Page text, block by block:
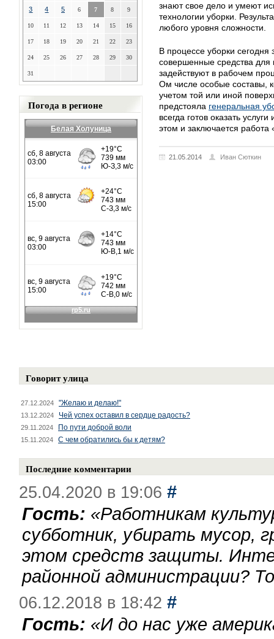
3 4 5 6 7 8 9
10 11 12 13 14 15 16
17 18 19 20 21 22 23
24 25 26 27 28 29 30
31
Погода в регионе
Белая Холуница
знают свое дело и умеют
технологии уборки.
любого уровня сложности.
В процессе уборки
совершенные средства для
задействуют в рабочем
Ом числе особые составы,
учетом той или иной
предстояла генеральная
всегда готов оказать
этом и заключается
21.05.2014 Иван Сюткин
Говорит улица
27.12.2024 "Желаю и делаю!"
13.12.2024 Чей успех оставил в сердце радость?
29.11.2024 По пути доброй воли
15.11.2024 С чем обратились бы к детям?
Последние комментарии
25.04.2020 в 19:06 #
Гость: «Работникам
субботник, убирать мусор,
этом средств защиты.
районной администрации?
06.12.2018 в 18:42 #
Гость: «И до нас уже